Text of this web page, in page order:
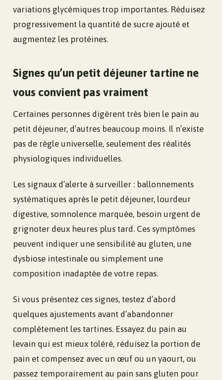
variations glycémiques trop importantes. Réduisez
progressivement la quantité de sucre ajouté et
augmentez les protéines.
Signes qu’un petit déjeuner tartine ne
vous convient pas vraiment
Certaines personnes digèrent très bien le pain au
petit déjeuner, d’autres beaucoup moins. Il n’existe
pas de règle universelle, seulement des réalités
physiologiques individuelles.
Les signaux d’alerte à surveiller : ballonnements
systématiques après le petit déjeuner, lourdeur
digestive, somnolence marquée, besoin urgent de
grignoter deux heures plus tard. Ces symptômes
peuvent indiquer une sensibilité au gluten, une
dysbiose intestinale ou simplement une
composition inadaptée de votre repas.
Si vous présentez ces signes, testez d’abord
quelques ajustements avant d’abandonner
complètement les tartines. Essayez du pain au
levain qui est mieux toléré, réduisez la portion de
pain et compensez avec un œuf ou un yaourt, ou
passez temporairement au pain sans gluten pour